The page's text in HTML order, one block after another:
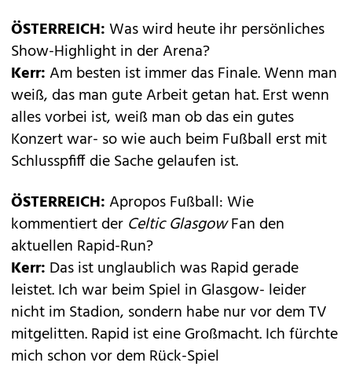
ÖSTERREICH:Was wird heute ihr persönliches
Show-Highlight in der Arena?
Kerr:Am besten ist immer das Finale. Wenn man
weiß, das man gute Arbeit getan hat. Erst wenn
alles vorbei ist, weiß man ob das ein gutes
Konzert war- so wie auch beim Fußball erst mit
Schlusspfiff die Sache gelaufen ist.
ÖSTERREICH:Apropos Fußball: Wie
kommentiert der Celtic GlasgowFan den
aktuellen Rapid-Run?
Kerr: Das ist unglaublich was Rapid gerade
leistet. Ich war beim Spiel in Glasgow- leider
nicht im Stadion, sondern habe nur vor dem TV
mitgelitten. Rapid ist eine Großmacht. Ich fürchte
mich schon vor dem Rück-Spiel